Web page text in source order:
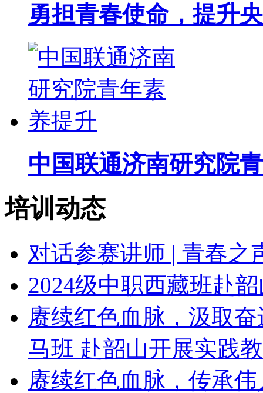
勇担青春使命，提升
中国联通济南研究院
培训动态
对话参赛讲师 | 青春之
2024级中职西藏班赴
赓续红色血脉，汲取
马班 赴韶山开展实践
赓续红色血脉，传承